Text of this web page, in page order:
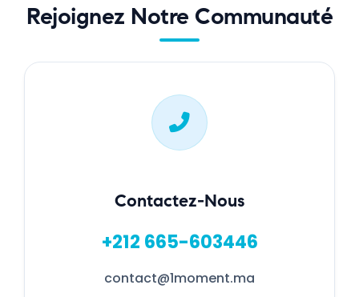
Rejoignez Notre Communauté
Contactez-Nous
+212 665-603446
contact@1moment.ma